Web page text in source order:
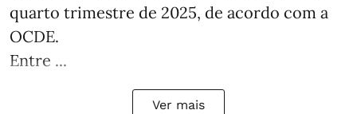
quarto trimestre de 2025, de acordo com a
OCDE.
Entre ...
Ver mais